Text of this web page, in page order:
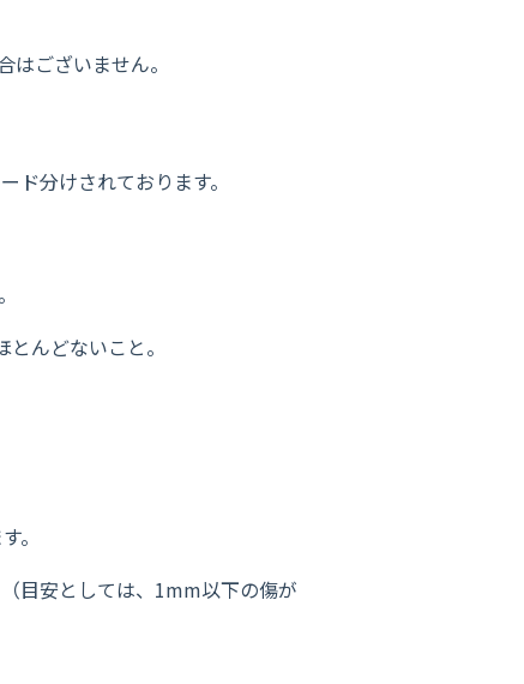
ございません。
ド分けされております。
んどないこと。
。
目安としては、1mm以下の傷が